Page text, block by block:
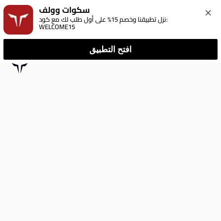
سكوات وولف
نزل تطبيقنا وخصم 15% على أول طلب لك مع كود:
WELCOME15
افتح التطبيق